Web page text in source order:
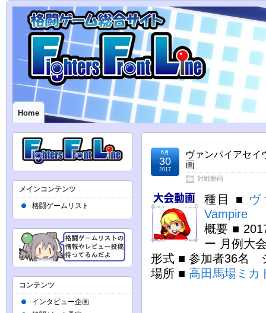
Home
ヴァンパイアセ
画
対戦動画
6月
30
2017
種目 ■ ヴ
Vampire
概要 ■
ー 月例大
形式 ■ 参加者36名
場所 ■ 高田馬場ミカ
メインコンテンツ
格闘ゲームリスト
コンテンツ
インタビュー企画